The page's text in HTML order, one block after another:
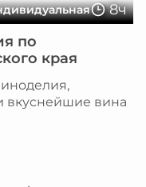
8ч
по
края
вкуснейшие вина